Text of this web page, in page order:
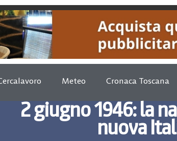
Meteo Cronaca Toscana
2 giugno 1946: la
nuova